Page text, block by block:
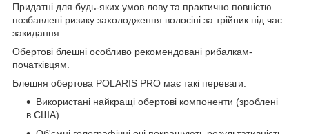
Придатні для будь-яких умов лову та практично повністю
позбавлені ризику захолодження волосіні за трійник під час
закидання.
Обертові блешні особливо рекомендовані рибалкам-
початківцям.
Блешня обертова POLARIS PRO має такі переваги:
Використані найкращі обертові компоненти (зроблені
в США).